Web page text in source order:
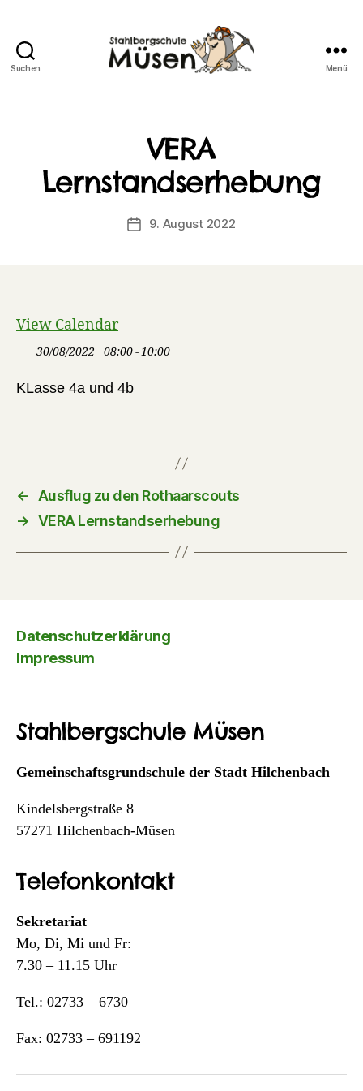
Suchen Menü
VERA
Lernstandserhebung
Veröffentlichungsdatum
9. August 2022
View Calendar
30/08/2022 08:00 - 10:00
KLasse 4a und 4b
←
Ausflug zu den Rothaarscouts
→ VERA Lernstandserhebung
Datenschutzerklärung
Impressum
Stahlbergschule Müsen
Gemeinschaftsgrundschule der Stadt Hilchenbach
Kindelsbergstraße 8
57271 Hilchenbach-Müsen
Telefonkontakt
Sekretariat
Mo, Di, Mi und Fr:
7.30 – 11.15 Uhr
Tel.: 02733 – 6730
Fax: 02733 – 691192